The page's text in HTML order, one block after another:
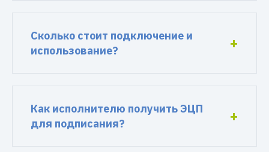
Сколько стоит подключение и
использование?
Как исполнителю получить ЭЦП
для подписания?